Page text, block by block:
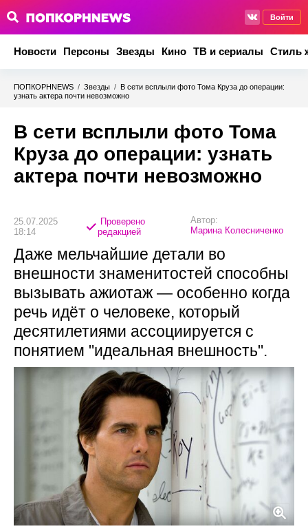
Войти
Новости Персоны Звезды Кино ТВ и сериалы Стиль
ПОПКОРНNEWS / Звезды / В сети всплыли фото Тома Круза до операции:
узнать актера почти невозможно
В сети всплыли фото Тома
Круза до операции: узнать
актера почти невозможно
25.07.2025
18:14
Проверено
редакцией
Автор:
Марина Колесниченко
Даже мельчайшие детали во
внешности знаменитостей способны
вызывать ажиотаж — особенно когда
речь идёт о человеке, который
десятилетиями ассоциируется с
понятием "идеальная внешность".